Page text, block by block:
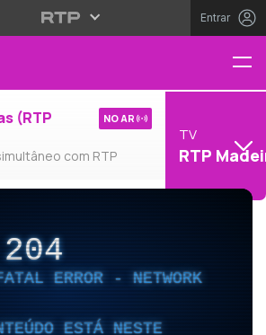
Entrar
(RTP
com RTP
NO AR
TV
RTP
204
ERROR - NETWORK
ESTÁ NESTE